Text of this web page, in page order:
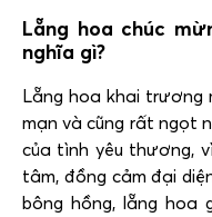
Lẵng hoa chúc
nghĩa gì?
Lẵng hoa khai trương
mạn và cũng rất ngọt
của tình yêu thương,
tâm, đồng cảm đại
bông hồng, lẵng hoa